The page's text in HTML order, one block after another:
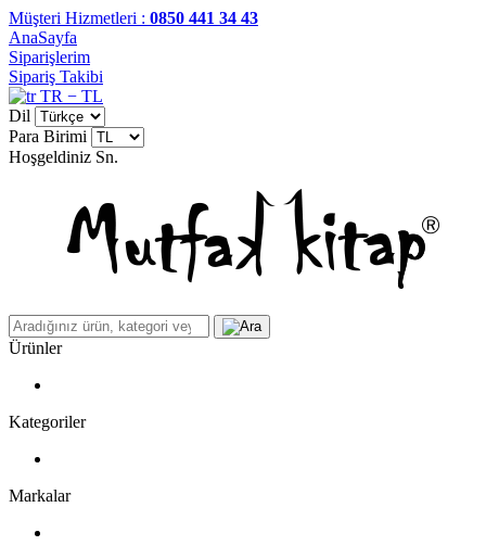
Müşteri Hizmetleri : 0850 441 34 43
AnaSayfa
Siparişlerim
Sipariş Takibi
TR − TL
Dil
Para Birimi
Hoşgeldiniz Sn.
Ürünler
Kategoriler
Markalar